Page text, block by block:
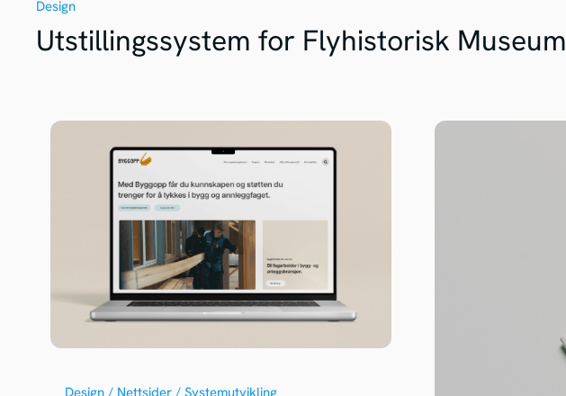
Design
Utstillingssystem for Flyhistorisk Museum